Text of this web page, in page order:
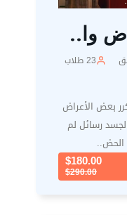
وا..
23 طلاب
بعض الأعراض
رسائل لم
الحض..
$180.00
$290.00